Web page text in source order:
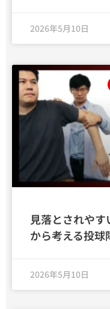
2026年5月10日
見落とされや
から考える投
2026年5月10日